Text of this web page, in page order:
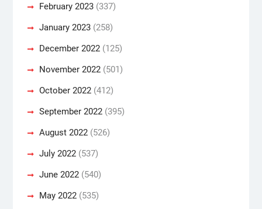
February 2023(337)
January 2023(258)
December 2022(125)
November 2022(501)
October 2022(412)
September 2022(395)
August 2022(526)
July 2022(537)
June 2022(540)
May 2022(535)